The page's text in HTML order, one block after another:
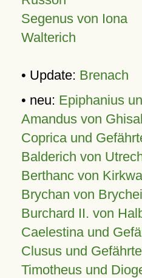
Segenus von Iona
Walterich
• Update: Brenach
• neu: Epiphanius
Amandus von
Coprica und
Balderich von
Berthanc von
Brychan von
Burchard II. von
Caelestina und
Clusus und
Timotheus und